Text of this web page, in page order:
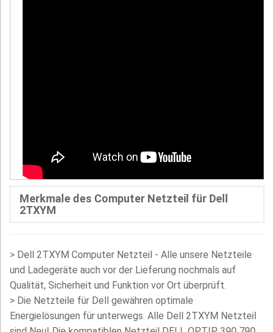
Merkmale des Computer Netzteil für Dell
2TXYM
> Dell 2TXYM Computer Netzteil - Alle unsere Netzteile
und Ladegeräte auch vor der Lieferung nochmals auf
Qualität, Sicherheit und Funktion vor Ort überprüft.
> Die Netzteile für Dell gewähren optimale
Energielösungen für unterwegs. Alle Dell 2TXYM Netzteil